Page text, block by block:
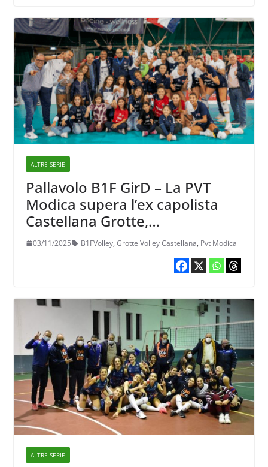
ALTRE SERIE
Pallavolo B1F GirD – La PVT
Modica supera l’ex capolista
Castellana Grotte,
agganciandola in classifica
03/11/2025 B1FVolley, Grotte Volley Castellana, Pvt Modica
ALTRE SERIE